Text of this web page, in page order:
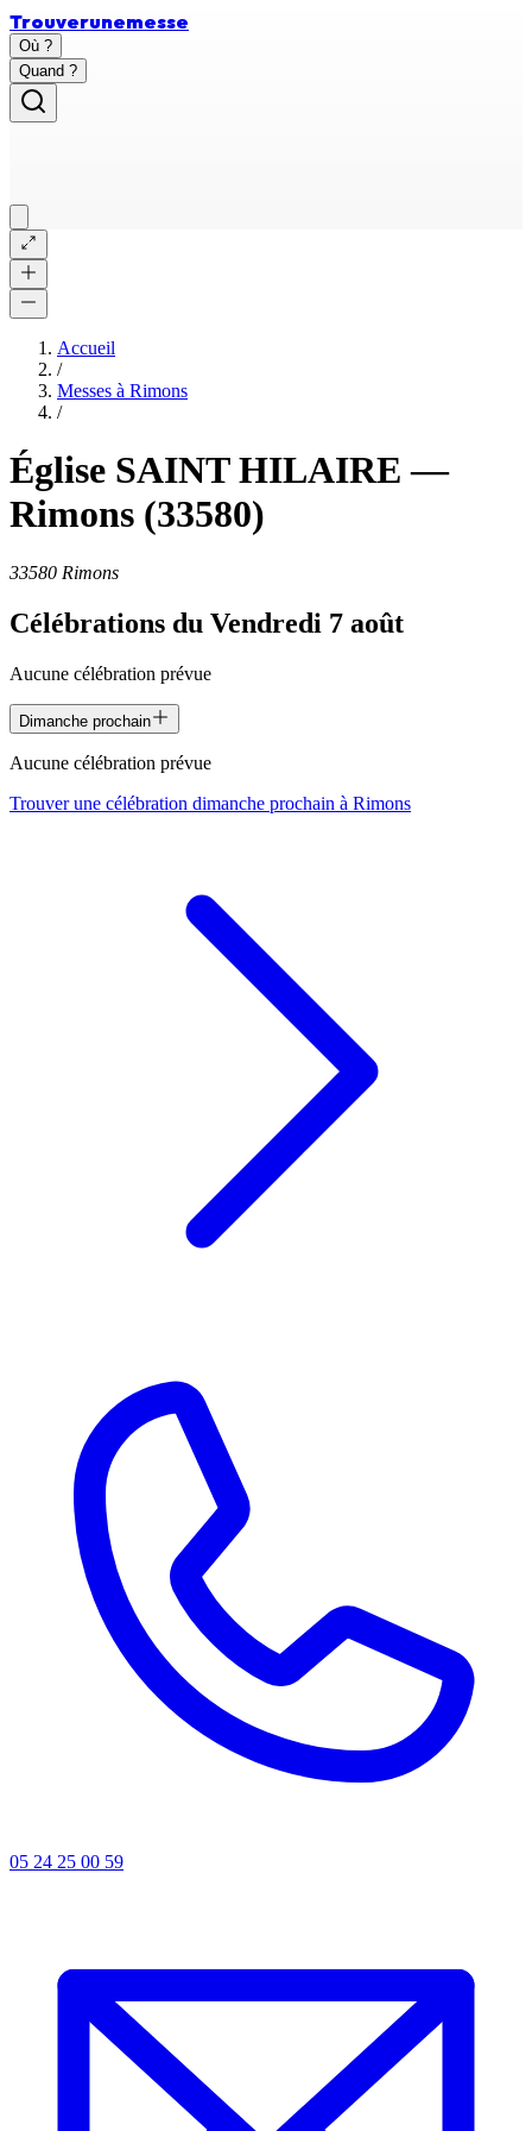
Trouverunemesse
Où ?
Quand ?
Accueil
/
Messes à Rimons
/
Église SAINT HILAIRE —
Rimons (33580)
33580 Rimons
Célébrations du Vendredi 7 août
Aucune célébration prévue
Dimanche prochain
Aucune célébration prévue
Trouver une célébration dimanche prochain à Rimons
05 24 25 00 59